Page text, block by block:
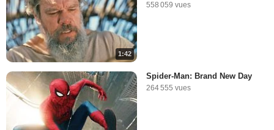
1:42
558 059 vues
Spider-Man: Brand New Day
264 555 vues